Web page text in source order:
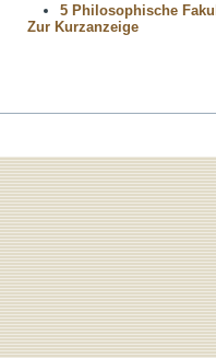
5 Philosophische
Zur Kurzanzeige